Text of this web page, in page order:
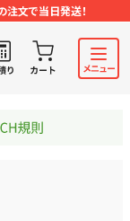
文で当日発送！